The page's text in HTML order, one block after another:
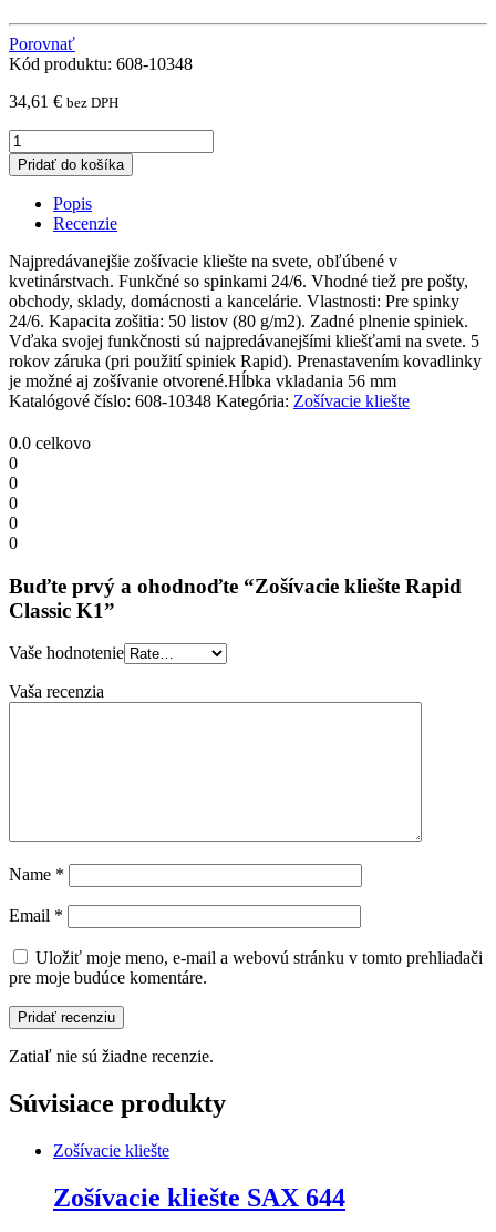
Porovnať
Kód produktu: 608-10348
34,61 € bez DPH
Zošívacie
kliešte
Rapid
Classic
quantity
Pridať do košíka
Popis
Recenzie
Najpredávanejšie zošívacie kliešte na svete, obľúbené v
kvetinárstvach. Funkčné so spinkami 24/6. Vhodné tiež pre pošty,
obchody, sklady, domácnosti a kancelárie. Vlastnosti: Pre spinky
24/6. Kapacita zošitia: 50 listov (80 g/m2). Zadné plnenie spiniek.
Vďaka svojej funkčnosti sú najpredávanejšími kliešťami na svete. 5
rokov záruka (pri použití spiniek Rapid). Prenastavením kovadlinky
je možné aj zošívanie otvorené.Hĺbka vkladania 56 mm
Katalógové číslo: 608-10348 Kategória: Zošívacie kliešte
0.0 celkovo
0
0
0
0
0
Buďte prvý a ohodnoďte “Zošívacie kliešte Rapid
Classic K1”
Vaše hodnotenie
Vaša recenzia
Name *
Email *
Uložiť moje meno, e-mail a webovú stránku v tomto prehliadači
pre moje budúce komentáre.
Zatiaľ nie sú žiadne recenzie.
Súvisiace produkty
Zošívacie kliešte
Zošívacie kliešte SAX 644